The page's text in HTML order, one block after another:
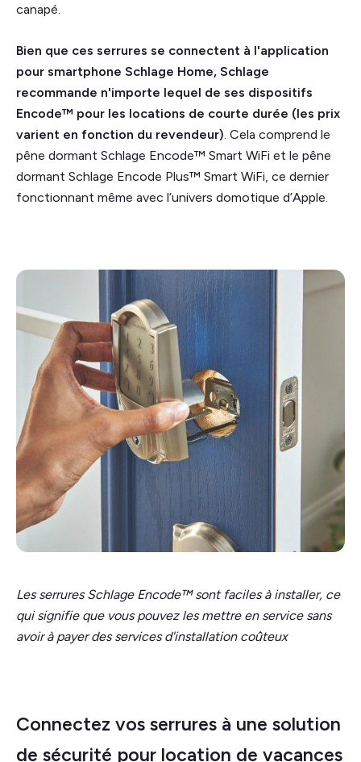
canapé.
‍Bien que ces serrures se connectent à l'application
pour smartphone Schlage Home, Schlage
recommande n'importe lequel de ses dispositifs
Encode™ pour les locations de courte durée (les prix
varient en fonction du revendeur). Cela comprend le
pêne dormant Schlage Encode™ Smart WiFi et le pêne
dormant Schlage Encode Plus™ Smart WiFi, ce dernier
fonctionnant même avec l’univers domotique d’Apple.
Les serrures Schlage Encode™ sont faciles à installer, ce
qui signifie que vous pouvez les mettre en service sans
avoir à payer des services d'installation coûteux
Connectez vos serrures à une solution
de sécurité pour location de vacances